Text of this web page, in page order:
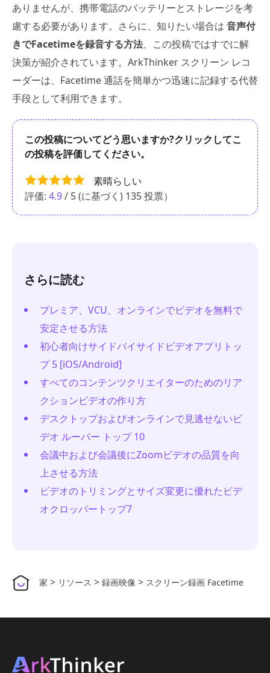
ありませんが、携帯電話のバッテリーとストレージを考
慮する必要があります。さらに、知りたい場合は 音声付
きでFacetimeを録音する方法、この投稿ではすでに解
決策が紹介されています。ArkThinker スクリーン レコ
ーダーは、Facetime 通話を簡単かつ迅速に記録する代替
手段として利用できます。
この投稿についてどう思いますか?クリックしてこ
の投稿を評価してください。
素晴らしい
評価: 4.9/ 5 (に基づく) 135投票）
さらに読む
プレミア、VCU、オンラインでビデオを無料で
安定させる方法
初心者向けサイドバイサイドビデオアプリトッ
プ 5 [iOS/Android]
すべてのコンテンツクリエイターのためのリア
クションビデオの作り方
デスクトップおよびオンラインで見逃せないビ
デオ ルーパー トップ 10
会議中および会議後にZoomビデオの品質を向
上させる方法
ビデオのトリミングとサイズ変更に優れたビデ
オクロッパートップ7
家 > リソース > 録画映像 > スクリーン録画 Facetime